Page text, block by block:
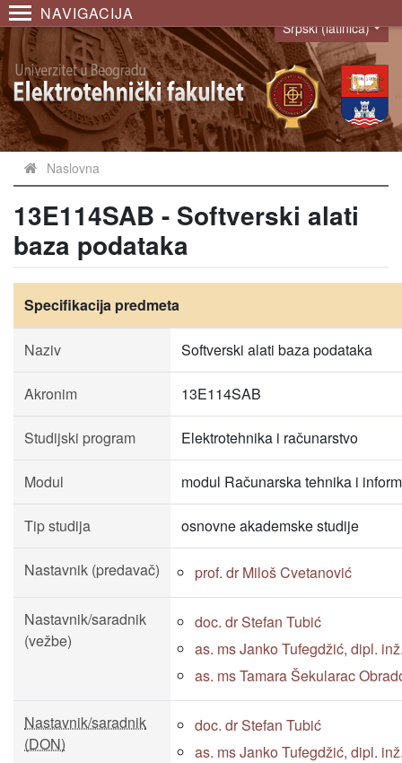
NAVIGACIJA
Language
Srpski (latinica)
Naslovna
13E114SAB - Softverski alati
baza podataka
Specifikacija predmeta
Naziv Softverski alati baza podataka
Akronim 13E114SAB
Studijski program Elektrotehnika i računarstvo
Modul modul Računarska tehnika i
Tip studija osnovne akademske studije
Nastavnik (predavač) prof. dr Miloš Cvetanović
Nastavnik/saradnik
(vežbe)
doc. dr Stefan Tubić
as. ms Janko Tufegdžić, dipl.
as. ms Tamara Šekularac
Nastavnik/saradnik
(DON)
doc. dr Stefan Tubić
as. ms Janko Tufegdžić, dipl.